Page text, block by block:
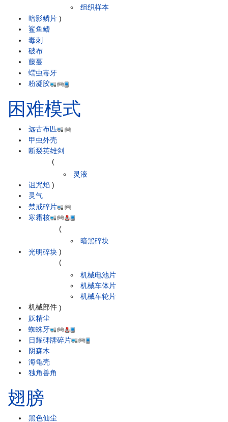
暗影鳞片
组织样本
)
鲨鱼鳍
毒刺
破布
藤蔓
蠕虫毒牙
粉凝胶
困难模式
远古布匹
甲虫外壳
断裂英雄剑
诅咒焰
(
灵液
)
灵气
禁戒碎片
寒霜核
光明碎块
(
暗黑碎块
)
机械部件
(
机械电池片
机械车体片
机械车轮片
)
妖精尘
蜘蛛牙
日耀碑牌碎片
阴森木
海龟壳
独角兽角
翅膀
黑色仙尘